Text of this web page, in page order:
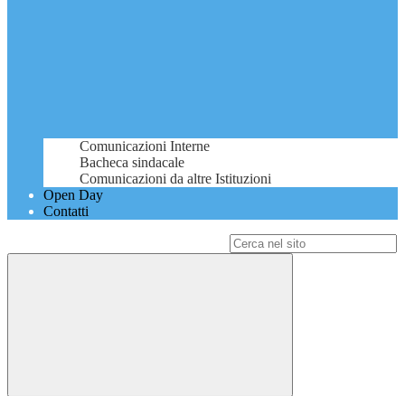
Comunicazioni Interne
Bacheca sindacale
Comunicazioni da altre Istituzioni
Open Day
Contatti